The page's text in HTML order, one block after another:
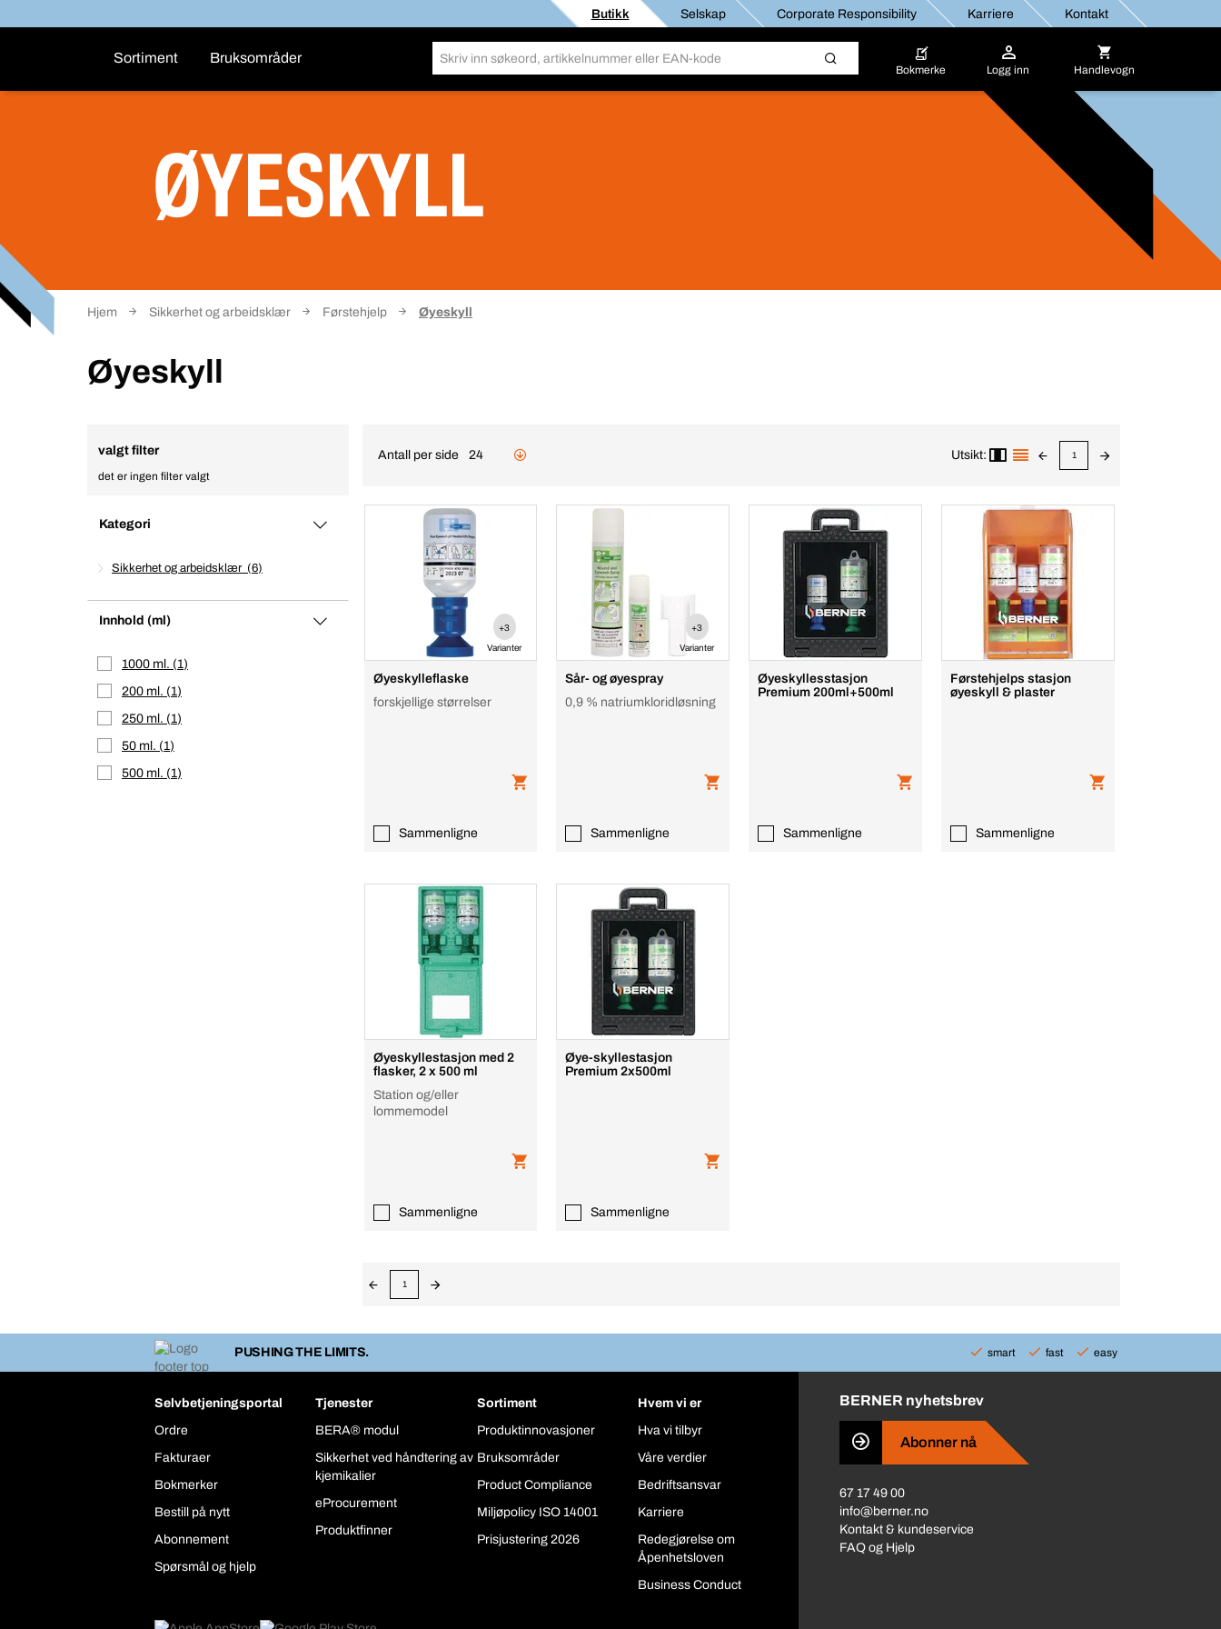
Butikk Selskap Corporate Responsibility Karriere Kontakt
Sortiment Bruksområder
Bokmerke Logg inn Handlevogn
ØYESKYLL
Hjem Sikkerhet og arbeidsklær Førstehjelp Øyeskyll
Øyeskyll
valgt filter
det er ingen filter valgt
Kategori
Sikkerhet og arbeidsklær 6
Innhold (ml)
1000 ml.
1
200 ml.
1
250 ml.
1
50 ml.
1
500 ml.
1
Antall per side 24 Utsikt: 1
+3
Varianter
Øyeskylleflaske
forskjellige størrelser
Sammenligne
+3
Varianter
Sår- og øyespray
0,9 % natriumkloridløsning
Sammenligne
Øyeskyllesstasjon
Premium 200ml+500ml
Sammenligne
Førstehjelps stasjon
øyeskyll & plaster
Sammenligne
Øyeskyllestasjon med 2
flasker, 2 x 500 ml
Station og/eller
lommemodel
Sammenligne
Øye-skyllestasjon
Premium 2x500ml
Sammenligne
1
PUSHING THE LIMITS. smart fast easy
Selvbetjeningsportal
Ordre
Fakturaer
Bokmerker
Bestill på nytt
Abonnement
Spørsmål og hjelp
Tjenester
BERA® modul
Sikkerhet ved håndtering av
kjemikalier
eProcurement
Produktfinner
Sortiment
Produktinnovasjoner
Bruksområder
Product Compliance
Miljøpolicy ISO 14001
Prisjustering 2026
Hvem vi er
Hva vi tilbyr
Våre verdier
Bedriftsansvar
Karriere
Redegjørelse om
Åpenhetsloven
Business Conduct
BERNER nyhetsbrev
Abonner nå
67 17 49 00
info@berner.no
Kontakt & kundeservice
FAQ og Hjelp